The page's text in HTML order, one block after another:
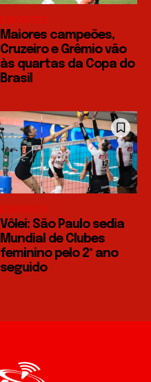
ESPORTES
Maiores campeões,
Cruzeiro e Grêmio vão
às quartas da Copa do
Brasil
ESPORTES
Vôlei: São Paulo sedia
Mundial de Clubes
feminino pelo 2º ano
seguido